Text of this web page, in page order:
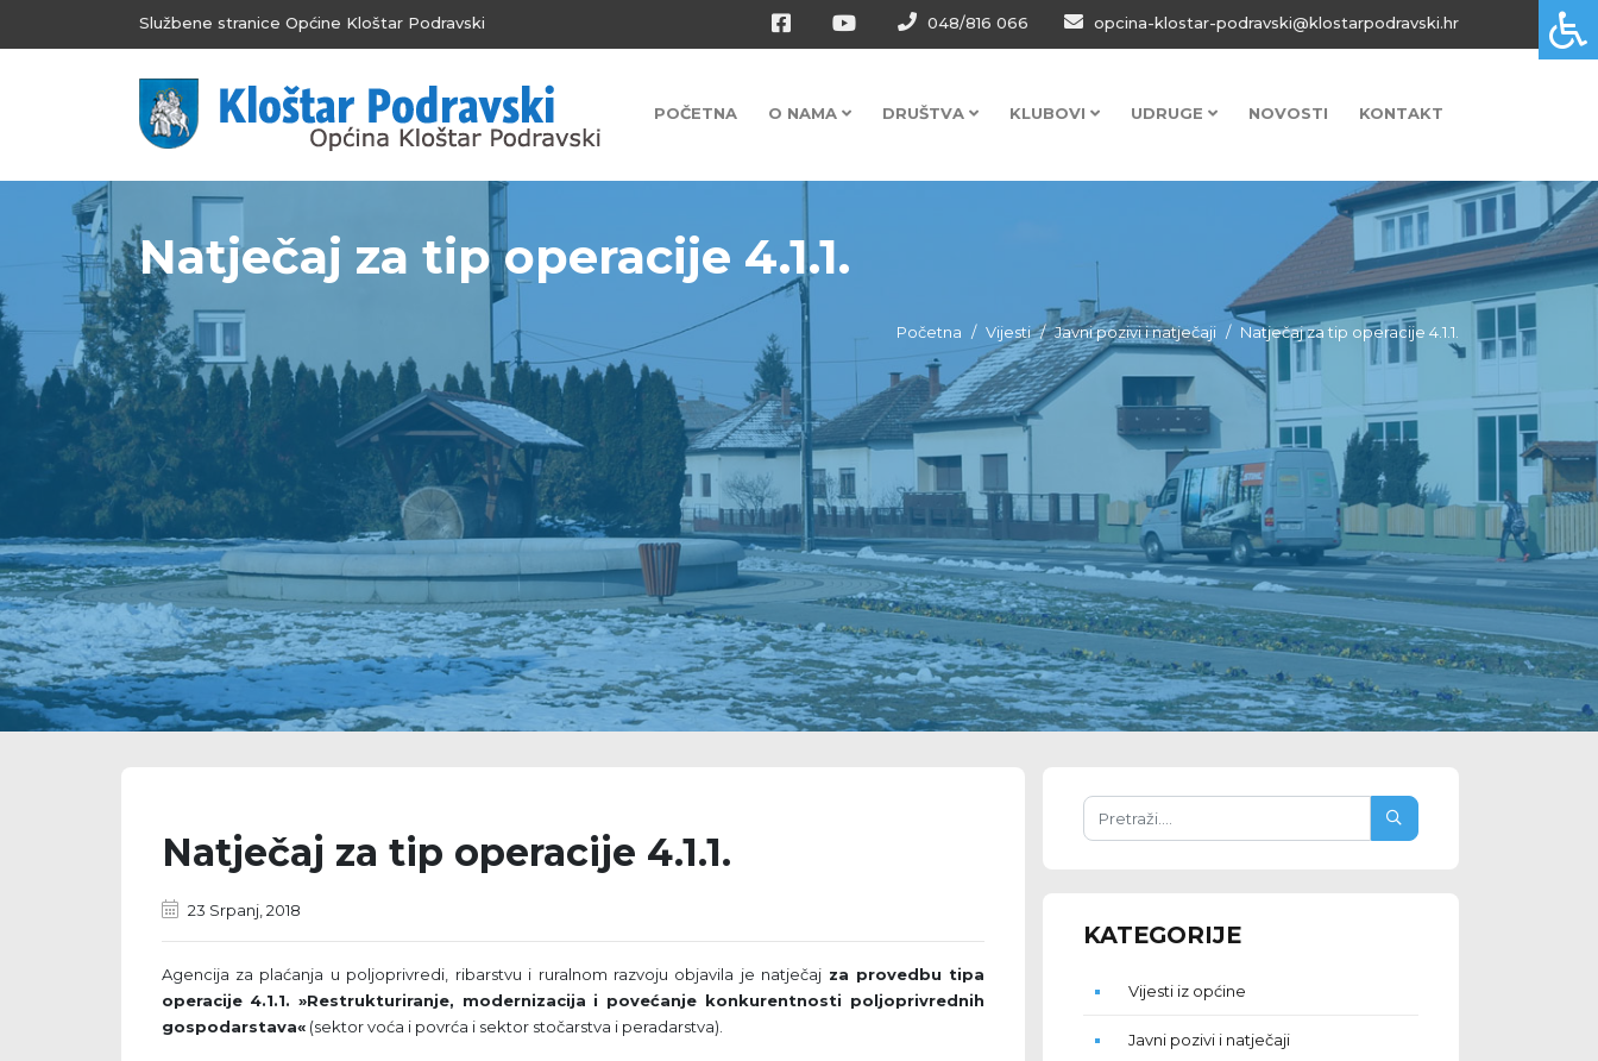
Službene stranice Općine Kloštar Podravski 048/816 066 opcina-klostar-podravski@klostarpodravski.hr
POČETNA O NAMA DRUŠTVA KLUBOVI UDRUGE NOVOSTI KONTAKT
Natječaj za tip operacije 4.1.1.
Početna Vijesti Javni pozivi i natječaji Natječaj za tip operacije 4.1.1.
Natječaj za tip operacije 4.1.1.
23 Srpanj, 2018
Agencija za plaćanja u poljoprivredi, ribarstvu i ruralnom razvoju objavila je natječaj za provedbu tipa
operacije 4.1.1. »Restrukturiranje, modernizacija i povećanje konkurentnosti poljoprivrednih
gospodarstava«(sektor voća i povrća i sektor stočarstva i peradarstva).
KATEGORIJE
Vijesti iz općine
Javni pozivi i natječaji